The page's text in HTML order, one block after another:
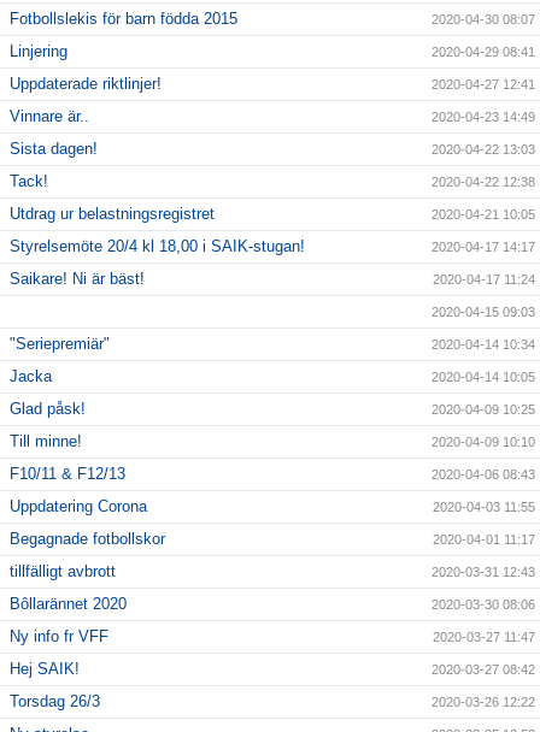
Fotbollslekis för barn födda 2015 2020-04-30 08:07
Linjering 2020-04-29 08:41
Uppdaterade riktlinjer! 2020-04-27 12:41
Vinnare är.. 2020-04-23 14:49
Sista dagen! 2020-04-22 13:03
Tack! 2020-04-22 12:38
Utdrag ur belastningsregistret 2020-04-21 10:05
Styrelsemöte 20/4 kl 18,00 i SAIK-stugan! 2020-04-17 14:17
Saikare! Ni är bäst! 2020-04-17 11:24
2020-04-15 09:03
"Seriepremiär" 2020-04-14 10:34
Jacka 2020-04-14 10:05
Glad påsk! 2020-04-09 10:25
Till minne! 2020-04-09 10:10
F10/11 & F12/13 2020-04-06 08:43
Uppdatering Corona 2020-04-03 11:55
Begagnade fotbollskor 2020-04-01 11:17
tillfälligt avbrott 2020-03-31 12:43
Bôllarännet 2020 2020-03-30 08:06
Ny info fr VFF 2020-03-27 11:47
Hej SAIK! 2020-03-27 08:42
Torsdag 26/3 2020-03-26 12:22